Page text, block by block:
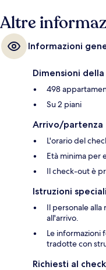
Altre
Informazioni
Dimensioni
498
Su 2 piani
Arrivo/partenza
L'orario del
Età minima per
Il check-out è
Istruzioni
Il personale
all'arrivo.
Le informazioni
tradotte con
Richiesti al